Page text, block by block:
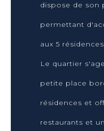
dispose de son
permettant
aux 5
Le quartier
petite place
résidences et
restaurants et